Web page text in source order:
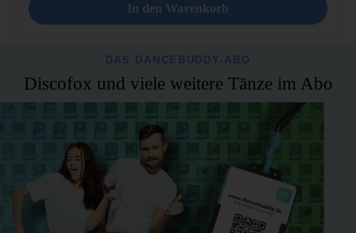
In den Warenkorb
DAS DANCEBUDDY-ABO
Discofox und viele weitere Tänze im Abo